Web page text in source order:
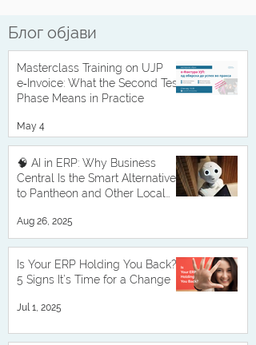
Блог објави
Masterclass Training on UJP
e‑Invoice: What the Second Test
Phase Means in Practice
May 4
🧠 AI in ERP: Why Business
Central Is the Smart Alternative
to Pantheon and Other Local
Aug 26, 2025
Is Your ERP Holding You Back?
5 Signs It’s Time for a Change
Jul 1, 2025